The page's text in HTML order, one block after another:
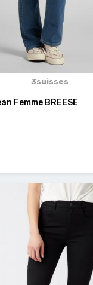
3suisses
Femme BREESE